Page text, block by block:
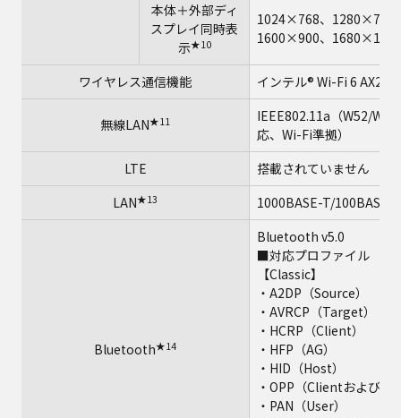
本体＋外部ディ
スプレイ同時表
示★10
1024×768、1280×768
1600×900、
ワイヤレス通信機能 インテル® Wi-Fi 6 AX201
無線LAN★11
IEEE802.11a（W52/
応、Wi-Fi準拠）
LTE
搭載されていません
LAN★13 1000BASE-T/100BASE-
Bluetooth★14
Bluetooth v5.0
■対応プロファイル
【Classic】
・A2DP（Source）
・AVRCP（Target）
・HCRP（Client）
・HFP（AG）
・HID（Host）
・OPP（Clientおよび
・PAN（User）